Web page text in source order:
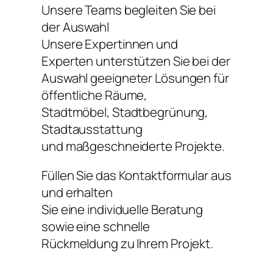
Unsere Teams begleiten Sie bei
der Auswahl
Unsere Expertinnen und
Experten unterstützen Sie bei der
Auswahl geeigneter Lösungen für
öffentliche Räume,
Stadtmöbel, Stadtbegrünung,
Stadtausstattung
und maßgeschneiderte Projekte.
Füllen Sie das Kontaktformular aus
und erhalten
Sie eine individuelle Beratung
sowie eine schnelle
Rückmeldung zu Ihrem Projekt.